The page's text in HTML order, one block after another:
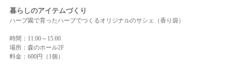
暮らしのアイテムづくり
ハーブ園で育ったハーブでつくるオリジナルのサシェ（香り袋）
時間：11:00～15:00
場所：森のホール2F
料金：600円（1個）